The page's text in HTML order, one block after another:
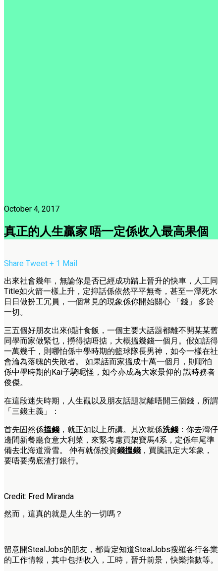
October 4, 2017
真正的人生贏家 唔一定係收入最高果個
Share Tweet + 1 Mail
出來社會幾年，無論你是否已經成功踏上晉升的快車，人工同
Title如火箭一樣上升，定抑話係依然平平無奇，甚至一潭死水
日日做扮工冗員，一個常見的現象係你開始關心 「錢」 多於
一切。
三五個好朋友出來傾計食飯，一個主要大話題都離不開某某舊
同學而家做緊乜，撈得掂唔掂，大概搵幾錢一個月。假如話得
一萬幾千，則哪怕係中學時期的籃球隊長男神，如今一樣在社
會淪為落魄的失敗者。 如果話而家搵成十萬一個月，則哪怕
係中學時期的Kai子騎呢怪，如今亦成為大家景仰的 識時務者
俊傑。
在這段迷失時期，人生觀以及朋友話題就離唔開三個錢，所謂
「三錢主義」：
首先固然係搵錢 ，就正如以上所講。其次就係洗錢 ：你去灣仔
邊間新餐廳食意大利菜，來緊考慮買架寶馬4系，定係年尾準
備去北海道滑雪。 仲有就係投資錢搵錢 ，買騰訊定大笨象，
要唔要撈底渣打銀行。
Credit: Fred Miranda
然而，這真的就是人生的一切嗎？
留意開StealJobs的朋友，都肯定知道StealJobs搜羅各行各業
的工作情報，其中包括收入，工時，晉升前景，快樂指數等。